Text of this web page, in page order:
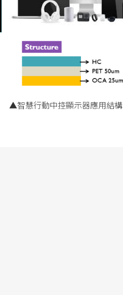
▲智慧行動中控顯示器應用結構